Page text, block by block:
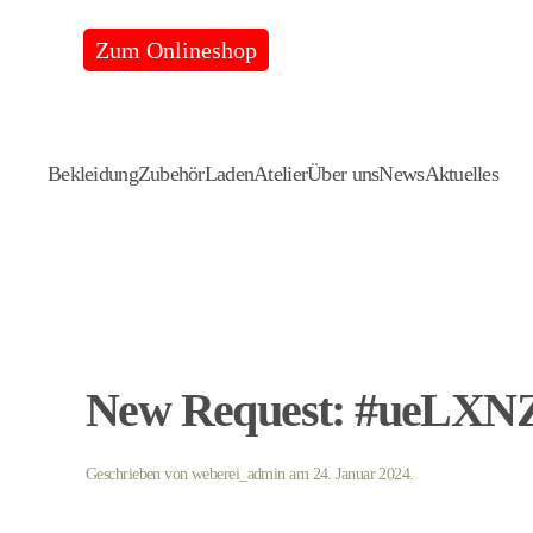
Skip
content
Zum Onlineshop
BekleidungZubehörLadenAtelierÜber unsNewsAktuelles
New Request:
Geschrieben vonweberei_adminam 24. Januar 2024.